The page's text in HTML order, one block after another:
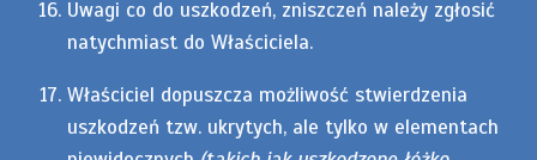
Uwagi co do uszkodzeń, zniszczeń należy zgłosić
natychmiast do Właściciela.
Właściciel dopuszcza możliwość stwierdzenia
uszkodzeń tzw. ukrytych, ale tylko w elementach